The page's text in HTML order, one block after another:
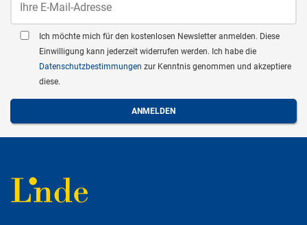
Ich möchte mich für den kostenlosen Newsletter anmelden. Diese
Einwilligung kann jederzeit widerrufen werden. Ich habe die
Datenschutzbestimmungen zur Kenntnis genommen und akzeptiere
diese.